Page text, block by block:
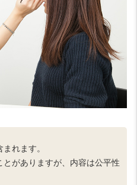
れます。
がありますが、内容は公平性